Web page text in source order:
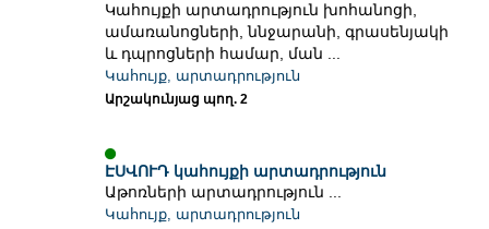
Կահույքի արտադրություն խոհանոցի,
ամառանոցների, ննջարանի, գրասենյակի
և դպրոցների համար, ման ...
Կահույք, արտադրություն
Արշակունյաց պող. 2
ԷՍՎՈՒԴ կահույքի արտադրություն
Աթոռների արտադրություն ...
Կահույք, արտադրություն